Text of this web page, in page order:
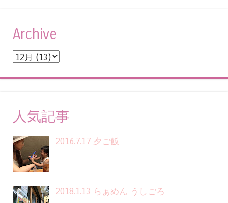
Archive
人気記事
2016.7.17 夕ご飯
2018.1.13 らぁめん うしごろ